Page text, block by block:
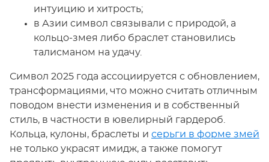
интуицию и хитрость;
в Азии символ связывали с природой, а
кольцо-змея либо браслет становились
талисманом на удачу.
Символ 2025 года ассоциируется с обновлением,
трансформациями, что можно считать отличным
поводом внести изменения и в собственный
стиль, в частности в ювелирный гардероб.
Кольца, кулоны, браслеты и серьги в форме змей
не только украсят имидж, а также помогут